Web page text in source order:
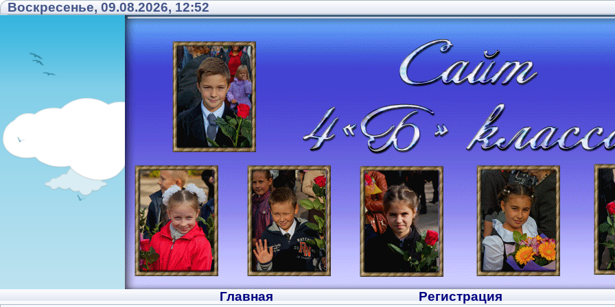
Воскресенье, 09.08.2026, 12:52
Главная Регистрация